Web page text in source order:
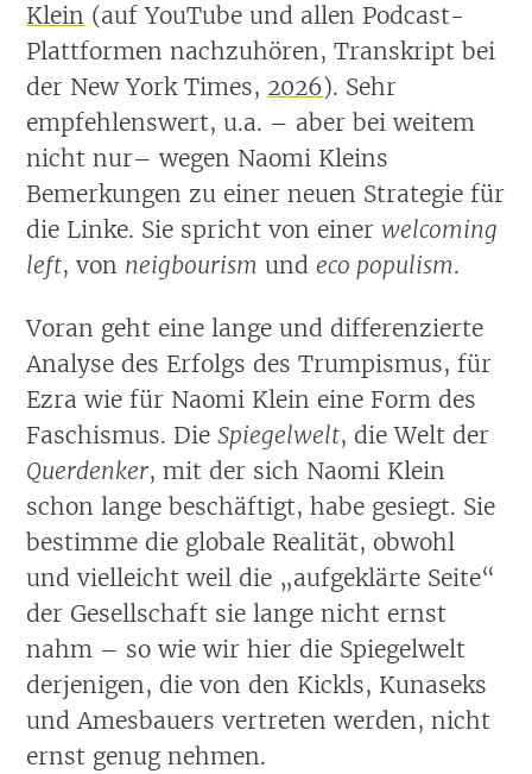
Klein (auf YouTube und allen Podcast-
Plattformen nachzuhören, Transkript bei
der New York Times, 2026). Sehr
empfehlenswert, u.a. – aber bei weitem
nicht nur– wegen Naomi Kleins
Bemerkungen zu einer neuen Strategie für
die Linke. Sie spricht von einerwelcoming
left, von neigbourism und eco populism.
Voran geht eine lange und differenzierte
Analyse des Erfolgs des Trumpismus, für
Ezra wie für Naomi Klein eine Form des
Faschismus. DieSpiegelwelt, die Welt der
Querdenker, mit der sich Naomi Klein
schon lange beschäftigt, habe gesiegt. Sie
bestimme die globale Realität, obwohl
und vielleicht weil die „aufgeklärte Seite“
der Gesellschaft sie lange nicht ernst
nahm – so wie wir hier die Spiegelwelt
derjenigen, die von den Kickls, Kunaseks
und Amesbauers vertreten werden, nicht
ernst genug nehmen.